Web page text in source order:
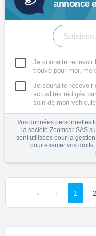
annonce
Je souhaite recevoir
trouvé pour moi,
Je souhaite
actualités rédigés
soin de mon
Vos données personnelles
la société Zoomcar SAS
sont utilisées pour la
pour exercer vos
« ‹ 1 2